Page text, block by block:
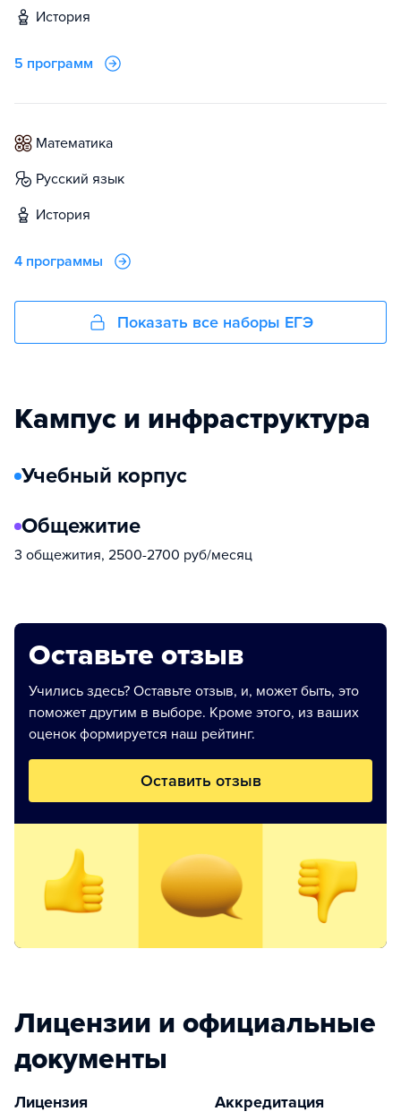
история
5 программ
математика
русский язык
история
4 программы
Показать все наборы ЕГЭ
Кампус и инфраструктура
Учебный корпус
Общежитие
3 общежития, 2500-2700 руб/месяц
Оставьте отзыв
Учились здесь? Оставьте отзыв, и, может быть, это
поможет другим в выборе. Кроме этого, из ваших
оценок формируется наш рейтинг.
Оставить отзыв
Лицензии и официальные
документы
Лицензия Аккредитация